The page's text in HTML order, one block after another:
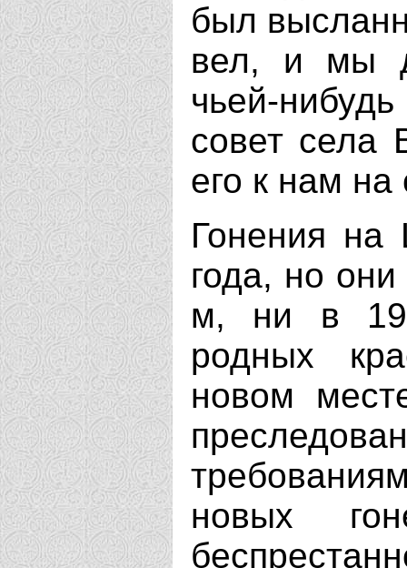
был
вел, и мы
чьей-
совет села
его к нам на
Гонения на
года, но
м, ни в
родных
новом
новых